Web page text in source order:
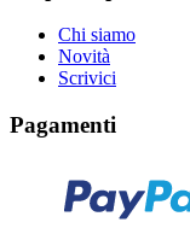
Chi siamo
Novità
Scrivici
Pagamenti